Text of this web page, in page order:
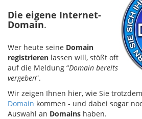
Die eigene Internet-
Domain.
Wer heute seine Domain
registrieren lassen will, stößt oft
auf die Meldung “Domain bereits
vergeben”.
Wir zeigen Ihnen hier, wie Sie
Domain kommen - und dabei sogar
Auswahl an Domains haben.